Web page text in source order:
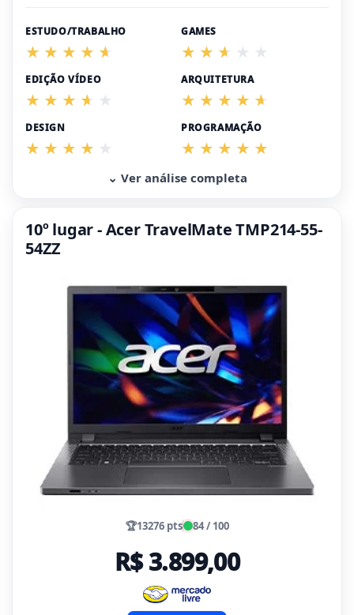
ESTUDO/TRABALHO GAMES
EDIÇÃO VÍDEO ARQUITETURA
DESIGN PROGRAMAÇÃO
⌄ Ver análise completa
10º lugar - Acer TravelMate TMP214-55-
54ZZ
🏆13276 pts 84 / 100
R$ 3.899,00